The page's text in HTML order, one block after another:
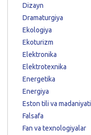
Dizayn
Dramaturgiya
Ekologiya
Ekoturizm
Elektronika
Elektrotexnika
Energetika
Energiya
Eston tili va madaniyati
Falsafa
Fan va texnologiyalar